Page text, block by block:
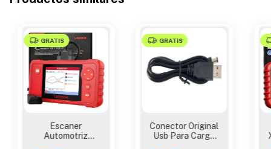
GRATIS
Escaner
Automotriz
GRATIS
Conector Original
Usb Para Carga